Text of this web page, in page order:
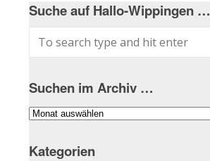
Suche auf Hallo-Wippingen …
Suchen im Archiv …
Suchen
Archiv
Kategorien